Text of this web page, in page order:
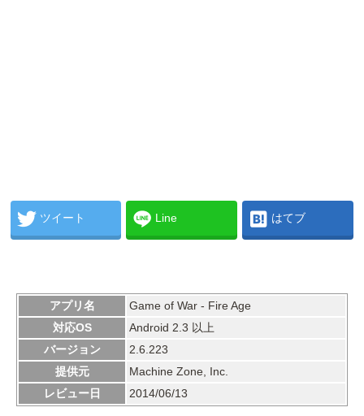
ツイート Line はてブ
アプリ名
Game of War - Fire Age
対応OS
Android 2.3 以上
バージョン
2.6.223
提供元
Machine Zone, Inc.
レビュー日
2014/06/13